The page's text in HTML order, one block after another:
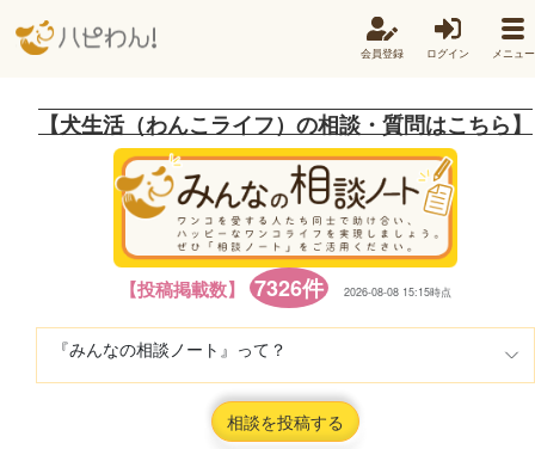
会員登録 ログイン メニュー
【犬生活（わんこライフ）の相談・質問はこちら】
【投稿掲載数】 7326件 2026-08-08 15:15時点
『みんなの相談ノート』って？
相談を投稿する